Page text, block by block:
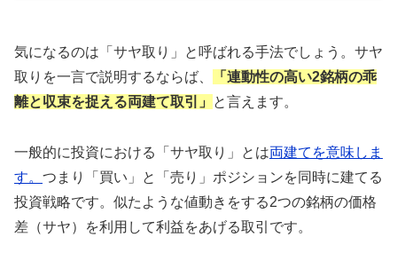
気になるのは「サヤ取り」と呼ばれる手法でしょう。サヤ
取りを一言で説明するならば、
「連動性の高い2銘柄の乖
離と収束を捉える両建て取引」
と言えます。
一般的に投資における「サヤ取り」とは両建てを意味しま
す。 つまり「買い」と「売り」ポジションを同時に建てる
投資戦略です。似たような値動きをする2つの銘柄の価格
差（サヤ）を利用して利益をあげる取引です。